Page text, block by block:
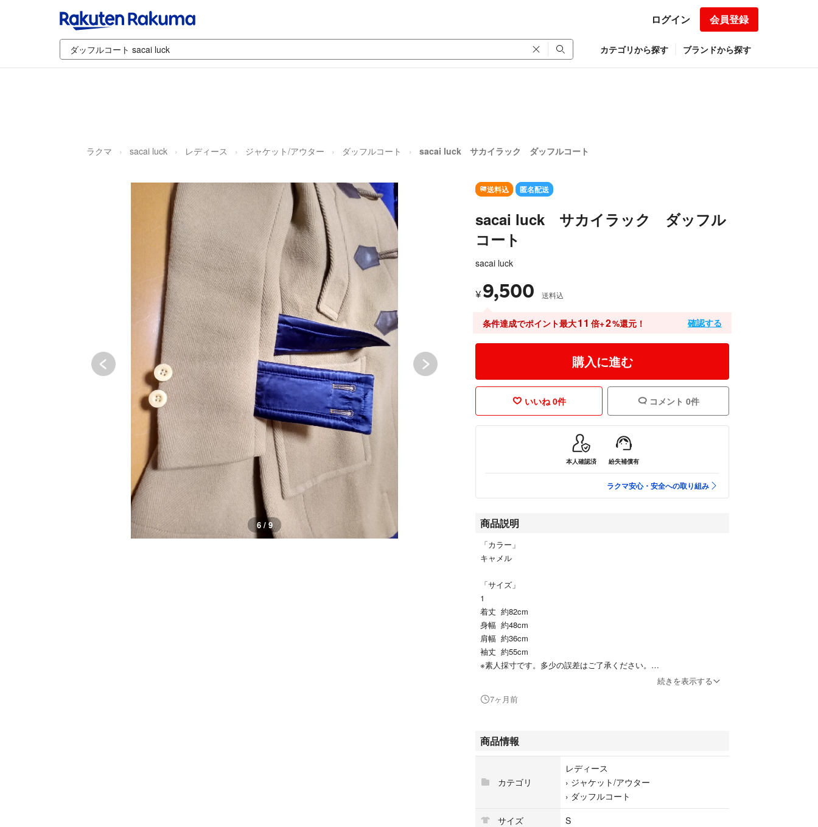
ログイン 会員登録
カテゴリから探す ブランドから探す
ラクマ sacai luck レディース ジャケット/アウター ダッフルコート sacai luck サカイラック ダッフルコート
6 / 9
送料込 匿名配送
sacai luck サカイラック ダッフル
コート
sacai luck
¥ 9,500 送料込
条件達成でポイント最大11 倍+2%還元！ 確認する
購入に進む
いいね 0件 コメント 0件
本人確認済 紛失補償有
ラクマ安心・安全への取り組み
商品説明
「カラー」
キャメル
「サイズ」
1
着丈 約82cm
身幅 約48cm
肩幅 約36cm
袖丈 約55cm
※素人採寸です。多少の誤差はご了承ください。
ウール90%
「コンディション」
中古品なので多少の着用感はあるかとは思いますが、特に難点等は見
受けられません。
続きを表示する
7ヶ月前
商品情報
カテゴリ
レディース
› ジャケット/アウター
› ダッフルコート
サイズ
S